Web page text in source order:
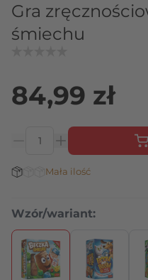
Gra
śmiechu
84,99 zł
Stan magazynowy:
Mała ilość
Wzór/wariant:
Naciśnij, aby pominąć